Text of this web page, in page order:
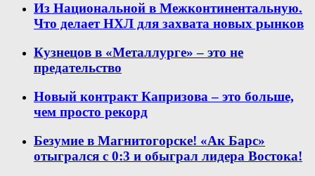
Из Национальной в Межконтинентальную.
Что делает НХЛ для захвата новых рынков
Кузнецов в «Металлурге» – это не
предательство
Новый контракт Капризова – это больше,
чем просто рекорд
Безумие в Магнитогорске! «Ак Барс»
отыгрался с 0:3 и обыграл лидера Востока!